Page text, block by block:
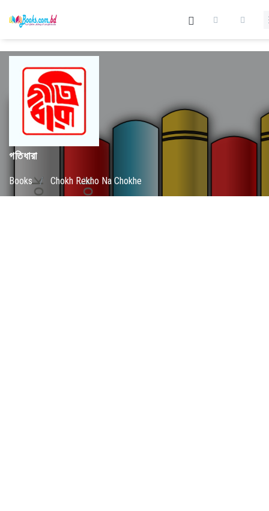
গতিধারা
Books / Chokh Rekho Na Chokhe